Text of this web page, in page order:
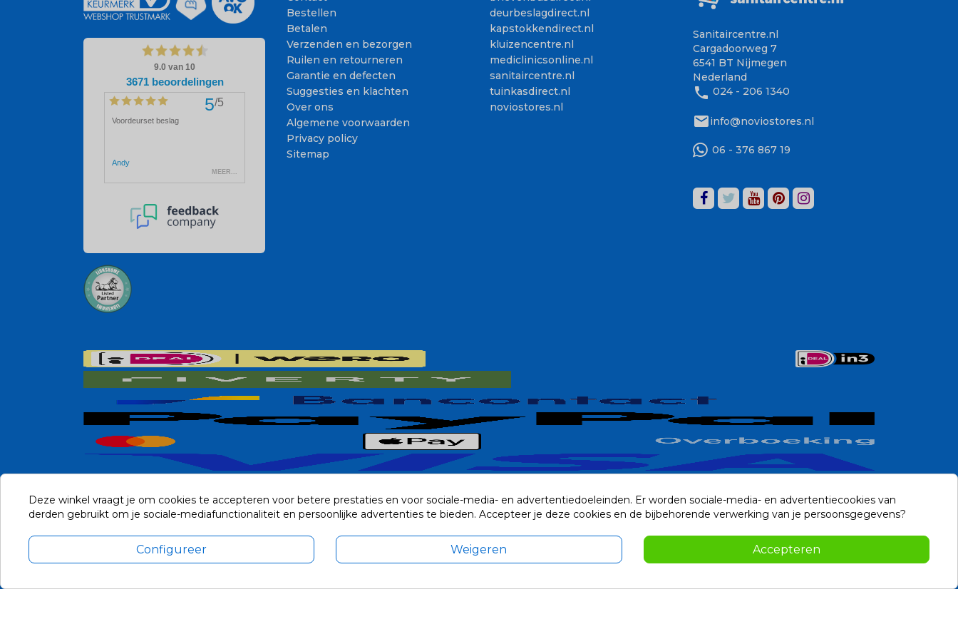
Bestellen
Betalen
Verzenden en bezorgen
Ruilen en retourneren
Garantie en defecten
Suggesties en klachten
Over ons
Algemene voorwaarden
Privacy policy
Sitemap
deurbeslagdirect.nl
kapstokkendirect.nl
kluizencentre.nl
mediclinicsonline.nl
sanitaircentre.nl
tuinkasdirect.nl
noviostores.nl
Sanitaircentre.nl
Cargadoorweg 7
6541 BT Nijmegen
Nederland
phone 024 - 206 1340
mailinfo@noviostores.nl
06 - 376 867 19
Alle prijzen zijn in Euro, inclusief BTW en andere heffingen en exclusief eventuele verzendkosten.
© 2014-2026 Noviostores.nl. Alle rechten voorbehouden.
Deze winkel vraagt je om cookies te accepteren voor betere prestaties en voor sociale-media- en advertentiedoeleinden. Er worden sociale-media- en advertentiecookies van
derden gebruikt om je sociale-mediafunctionaliteit en persoonlijke advertenties te bieden. Accepteer je deze cookies en de bijbehorende verwerking van je persoonsgegevens?
Configureer Weigeren Accepteren